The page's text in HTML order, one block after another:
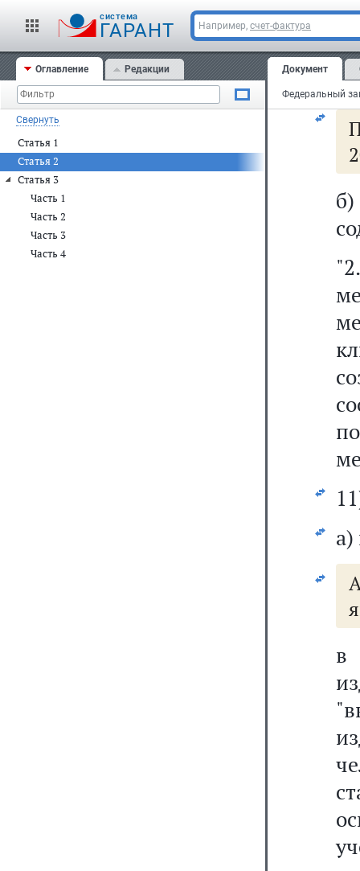
cистема
ГАРАНТ Например, счет-фактура
Оглавление Редакции
Свернуть
Статья 1
Статья 2
Статья 3
Часть 1
Часть 2
Часть 3
Часть 4
Документ